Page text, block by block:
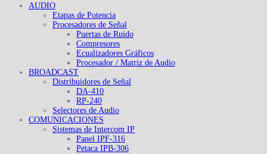
AUDIO
Etapas de Potencia
Procesadores de Señal
Puertas de Ruido
Compresores
Ecualizadores Gráficos
Procesador / Matriz de Audio
BROADCAST
Distribuidores de Señal
DA-410
RP-240
Selectores de Audio
COMUNICACIONES
Sistemas de Intercom IP
Panel IPF-316
Petaca IPB-306